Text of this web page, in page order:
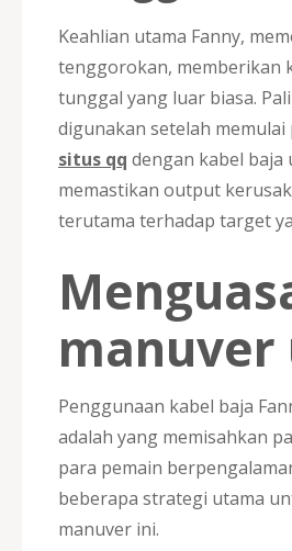
Keahlian utama Fanny,
tenggorokan, memberikan
tunggal yang luar biasa.
digunakan setelah
situs qq dengan kabel baja
memastikan output
terutama terhadap target
manuver
Penggunaan kabel baja
adalah yang memisahkan
para pemain
beberapa strategi utama
manuver ini.